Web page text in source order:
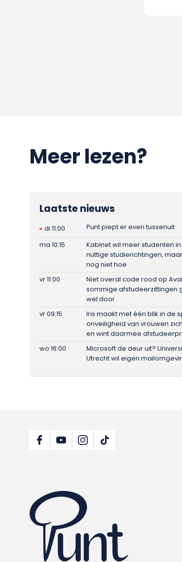
Meer lezen?
Laatste nieuws
di 11:00
Punt piept er even tussenuit
ma 10:15
Kabinet wil meer studenten in
nuttige studierichtingen,
nog niet hoe
vr 11:00
Niet overal code rood op
sommige afstudeerzittingen
wel door
vr 09:15
Iris maakt met één blik in de
onveiligheid van vrouwen
en wint daarmee
wo 16:00
Microsoft de deur uit?
Utrecht wil eigen